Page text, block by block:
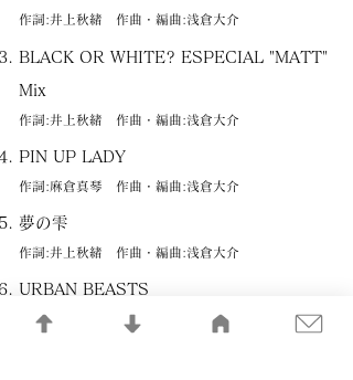
作詞:井上秋緒 作曲・編曲:浅倉大介
BLACK OR WHITE? ESPECIAL "MATT"
Mix
作詞:井上秋緒 作曲・編曲:浅倉大介
PIN UP LADY
作詞:麻倉真琴 作曲・編曲:浅倉大介
夢の雫
作詞:井上秋緒 作曲・編曲:浅倉大介
URBAN BEASTS
作詞:井上秋緒 作曲・編曲:浅倉大介